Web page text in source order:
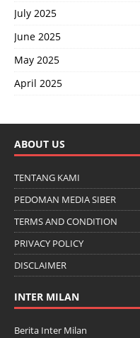
July 2025
June 2025
May 2025
April 2025
ABOUT US
TENTANG KAMI
PEDOMAN MEDIA SIBER
TERMS AND CONDITION
PRIVACY POLICY
DISCLAIMER
INTER MILAN
Berita Inter Milan